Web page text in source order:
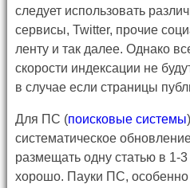
следует использовать
сервисы, Twitter, прочие
ленту и так далее. Однако
скорости индексации не
в случае если страницы
Для ПС (поисковые системы
систематическое
размещать одну статью в 1-3
хорошо. Пауки ПС, особенно